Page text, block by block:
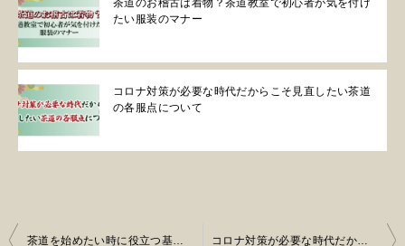
茶道のお稽古は着物？茶道教室で初心者が気を付け
たい服装のマナー
コロナ対策が必要な時代だからこそ見直したい茶道
の各服点について
投
茶道を始めたい時に役立つ基礎知識やお稽古場・教室の探し方や資格など コロナ対策が必要な時代だからこそ見直したい茶道の各服点について